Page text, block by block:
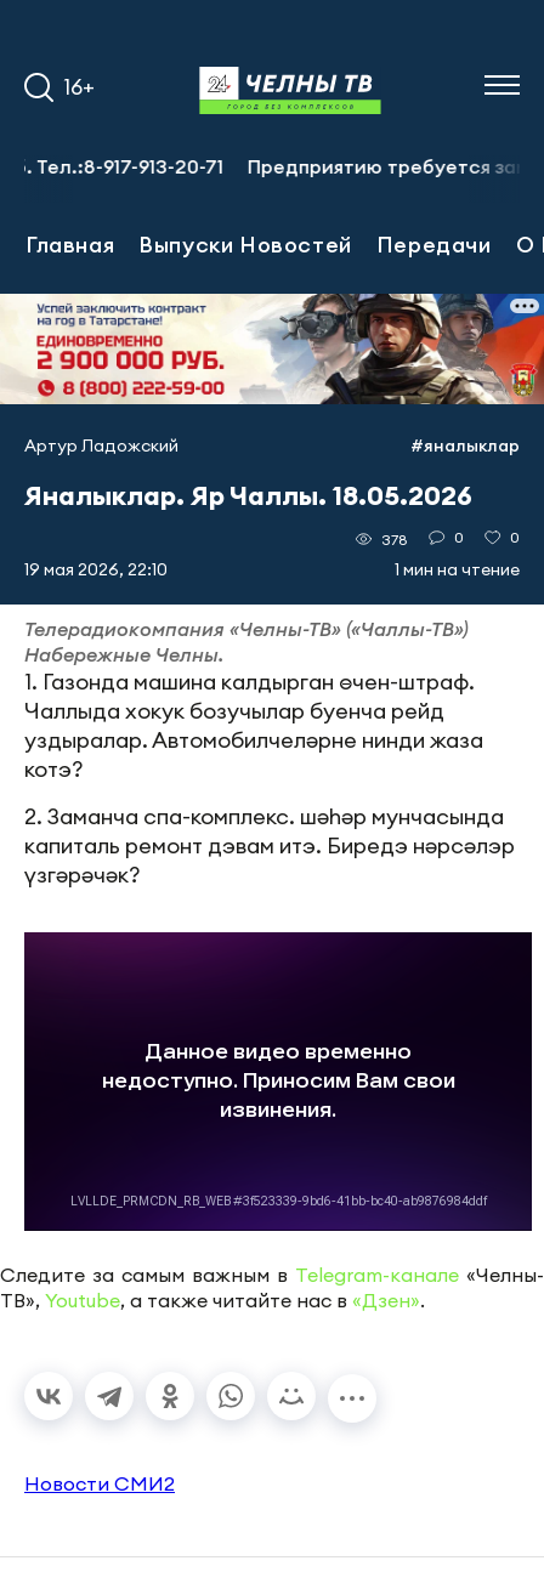
16+
917-913-20-71 Предприятию требуется
Главная Выпуски Новостей Передачи О
Артур Ладожский #яналыклар
Яналыклар. Яр Чаллы. 18.05.2026
19 мая 2026, 22:10
378 0 0
1 мин на чтение
Телерадиокомпания «Челны-ТВ» («Чаллы-ТВ»)
Набережные Челны.
1. Газонда машина калдырган өчен-штраф.
Чаллыда хокук бозучылар буенча рейд
уздыралар. Автомобилчеләрне нинди жаза
котэ?
2. Заманча спа-комплекс. шәһәр мунчасында
капиталь ремонт дэвам итэ. Биредэ нәрсәлэр
үзгәрәчәк?
Следите за самым важным в Telegram-канале «Челны-
ТВ», Youtube, а также читайте нас в «Дзен».
Новости СМИ2